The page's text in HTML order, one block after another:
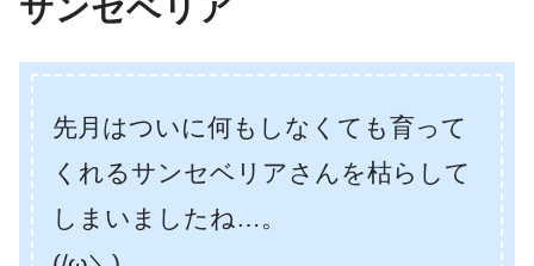
サンセベリア
先月はついに何もしなくても育って
くれるサンセベリアさんを枯らして
しまいましたね…。